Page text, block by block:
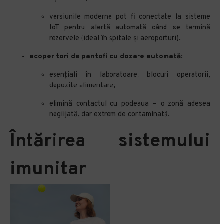
versiunile moderne pot fi conectate la sisteme
IoT pentru alertă automată când se termină
rezervele (ideal în spitale și aeroporturi).
acoperitori de pantofi cu dozare automată:
esențiali în laboratoare, blocuri operatorii,
depozite alimentare;
elimină contactul cu podeaua – o zonă adesea
neglijată, dar extrem de contaminată.
Întărirea sistemului
imunitar